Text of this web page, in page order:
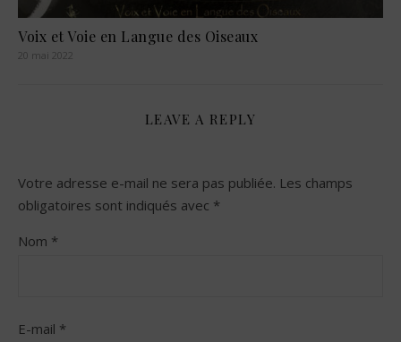
Voix et Voie en Langue des Oiseaux
20 mai 2022
LEAVE A REPLY
Votre adresse e-mail ne sera pas publiée. Les champs
obligatoires sont indiqués avec *
Nom *
E-mail *